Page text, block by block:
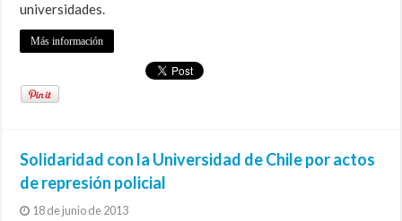
universidades.
Más información
Solidaridad con la Universidad de Chile por actos
de represión policial
18 de junio de 2013